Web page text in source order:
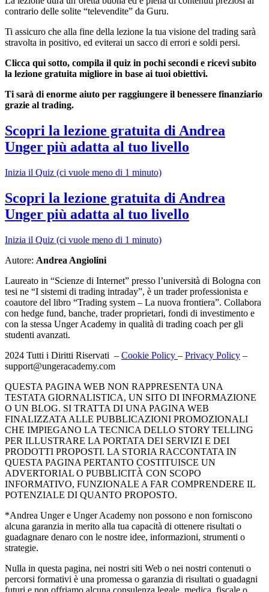
contrario delle solite “televendite” da Guru.
Ti assicuro che alla fine della lezione la tua visione del trading sarà
stravolta in positivo, ed eviterai un sacco di errori e soldi persi.
Clicca qui sotto, compila il quiz in pochi secondi e ricevi subito
la lezione gratuita migliore in base ai tuoi obiettivi.
Ti sarà di enorme aiuto per raggiungere il benessere finanziario
grazie al trading.
Scopri la lezione gratuita di Andrea
Unger più adatta al tuo livello
Inizia il Quiz (ci vuole meno di 1 minuto)
Scopri la lezione gratuita di Andrea
Unger più adatta al tuo livello
Inizia il Quiz (ci vuole meno di 1 minuto)
Autore: Andrea Angiolini
Laureato in “Scienze di Internet” presso l’università di Bologna con
tesi ne “I sistemi di trading intraday”, è un trader professionista e
coautore del libro “Trading system – La nuova frontiera”. Collabora
con hedge fund, banche, trader proprietari, fondi di investimento e
con la stessa Unger Academy in qualità di trading coach per gli
studenti avanzati.
2024 Tutti i Diritti Riservati – Cookie Policy – Privacy Policy –
support@ungeracademy.com
QUESTA PAGINA WEB NON RAPPRESENTA UNA
TESTATA GIORNALISTICA, UN SITO DI INFORMAZIONE
O UN BLOG. SI TRATTA DI UNA PAGINA WEB
FINALIZZATA ALLE PUBBLICAZIONI PROMOZIONALI
CHE IMPIEGANO LA TECNICA DELLO STORY TELLING
PER ILLUSTRARE LA PORTATA DEI SERVIZI E DEI
PRODOTTI PROPOSTI. LA STORIA RACCONTATA IN
QUESTA PAGINA PERTANTO COSTITUISCE UN
ADVERTORIAL O PUBBLICITÀ CON SCOPO
INFORMATIVO, FUNZIONALE A FAR COMPRENDERE IL
POTENZIALE DI QUANTO PROPOSTO.
*Andrea Unger e Unger Academy non possono e non forniscono
alcuna garanzia in merito alla tua capacità di ottenere risultati o
guadagnare denaro con le nostre idee, informazioni, strumenti o
strategie.
Nulla in questa pagina, nei nostri siti Web o nei nostri contenuti o
percorsi formativi è una promessa o garanzia di risultati o guadagni
futuri e non offriamo alcuna consulenza legale, medica, fiscale o